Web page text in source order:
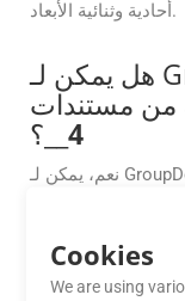
أحادية وثنائية الأبعاد.
هل يمكن لـ GroupDocs.Parser Cloud
من مستندات
4 __؟
نعم، يمكن لـ GroupDocs.Parser Cloud استخراج البيانات
والكلمات الأساسية
والمزيد.
Cookies
We are using